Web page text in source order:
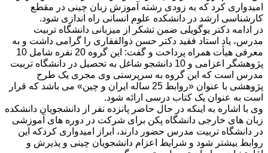
امیدواری کرد که به زودی رشته آموزش زبان چینی در مقطع
کارشناسی ارشد در دانشکده علوم انسانی راه اندازی شود.
در ادامه دکتر یوگویلی ضمن تشکر از میزبانی دانشگاه تربیت
مدرس، یاد استاد فقید دکتر حسن ذوالفقاری را گرامی داشت و به
معرفی هیأت همراه پرداخت و گفت: این گروه 20 نفره شامل 10
پژوهشگر اعزامی و 10 دانشجو شاغل به تحصیل در دانشگاه تربیت
مدرس است که این گروه به سرپرستی وی مجری یک طرح
پژوهشی با عنوان «روابط 25 ساله ایران و چین» می باشد که قرار
است به عنوان یک کتاب درسی ارائه شود.
وی با اشاره به اینکه در حال حاضر پانزده نفر از دانشجویان دانشکده
زبان های خارجی دانشگاه پکن برای شرکت در دوره های آموزشی
در دانشگاه تربیت مدرس حضور دارند، ابراز امیدواری کردکه این
روابط بیشتر شود و شرایط اعزام دانشجویان چینی و پذیرش و